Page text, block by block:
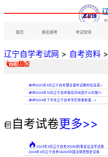
首页 报名报考 考试安排
辽宁自学考试网 > 自考资料 >
推荐2025年4月辽宁自考理论课考试教材信息表>
推荐2024年10月辽宁自考报名时间是什么时候?>
推荐2024年下半年辽宁自考学历审查和课...>
 自考试卷更多>>
 2024年4月辽宁自考00260刑事诉讼法学试卷
2024年4月辽宁自考00264中国法律思想史试卷